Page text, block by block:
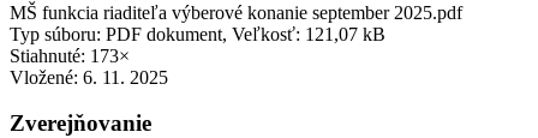
MŠ funkcia riaditeľa výberové konanie september 2025.pdf
Typ súboru: PDF dokument, Veľkosť: 121,07 kB
Stiahnuté: 173×
Vložené: 6. 11. 2025
Zverejňovanie